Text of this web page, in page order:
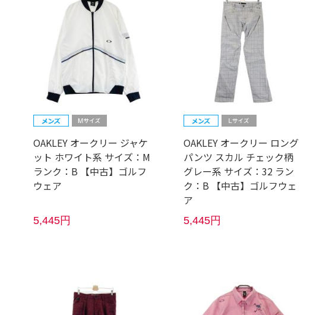
OAKLEY オークリー ジャケ
ット ホワイト系 サイズ：M
ランク：B 【中古】ゴルフ
ウェア
5,445円
OAKLEY オークリー ロング
パンツ スカル チェック柄
グレー系 サイズ：32 ラン
ク：B 【中古】ゴルフウェ
ア
5,445円